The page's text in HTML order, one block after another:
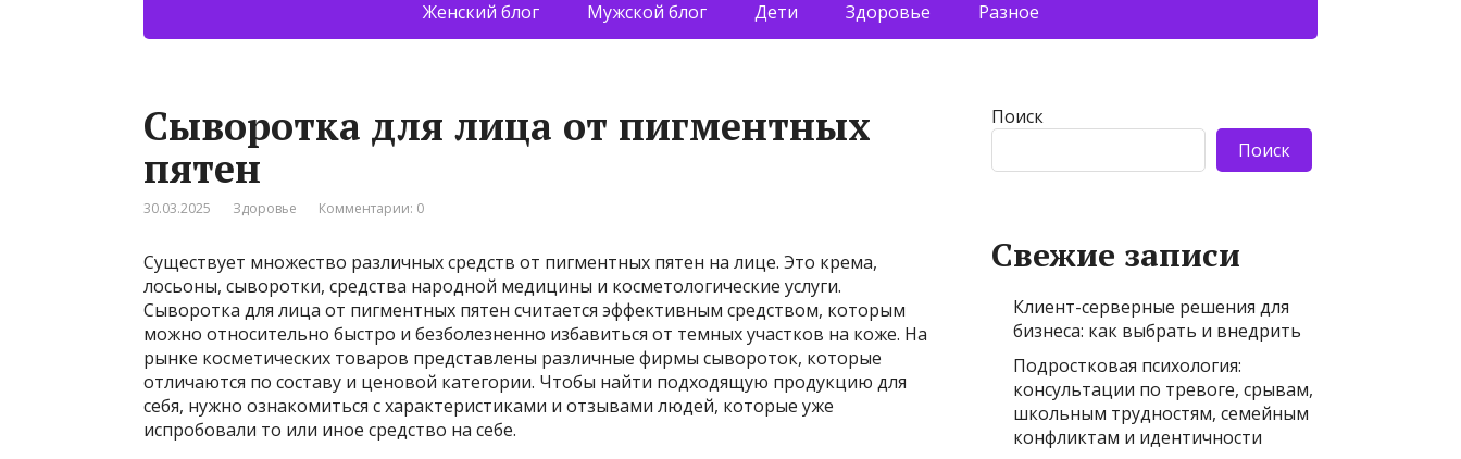
Женский блог Мужской блог Дети Здоровье Разное
Сыворотка для лица от пигментных
пятен
30.03.2025 Здоровье Комментарии: 0
Существует множество различных средств от пигментных пятен на лице. Это крема,
лосьоны, сыворотки, средства народной медицины и косметологические услуги.
Сыворотка для лица от пигментных пятен считается эффективным средством, которым
можно относительно быстро и безболезненно избавиться от темных участков на коже. На
рынке косметических товаров представлены различные фирмы сывороток, которые
отличаются по составу и ценовой категории. Чтобы найти подходящую продукцию для
себя, нужно ознакомиться с характеристиками и отзывами людей, которые уже
испробовали то или иное средство на себе.
Поиск
Поиск
Свежие записи
Клиент-серверные решения для
бизнеса: как выбрать и внедрить
Подростковая психология:
консультации по тревоге, срывам,
школьным трудностям, семейным
конфликтам и идентичности